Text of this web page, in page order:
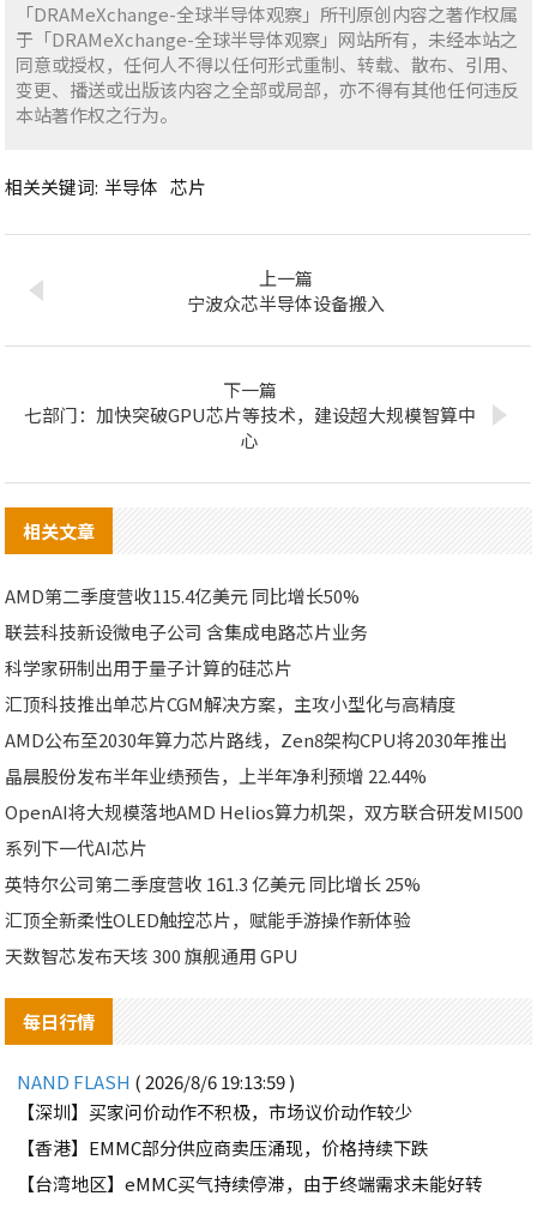
「DRAMeXchange-全球半导体观察」所刊原创内容之著作权属
于「DRAMeXchange-全球半导体观察」网站所有，未经本站之
同意或授权，任何人不得以任何形式重制、转载、散布、引用、
变更、播送或出版该内容之全部或局部，亦不得有其他任何违反
本站著作权之行为。
相关关键词: 半导体 芯片
上一篇
宁波众芯半导体设备搬入
下一篇
七部门：加快突破GPU芯片等技术，建设超大规模智算中
心
相关文章
AMD第二季度营收115.4亿美元 同比增长50%
联芸科技新设微电子公司 含集成电路芯片业务
科学家研制出用于量子计算的硅芯片
汇顶科技推出单芯片CGM解决方案，主攻小型化与高精度
AMD公布至2030年算力芯片路线，Zen8架构CPU将2030年推出
晶晨股份发布半年业绩预告，上半年净利预增 22.44%
OpenAI将大规模落地AMD Helios算力机架，双方联合研发MI500
系列下一代AI芯片
英特尔公司第二季度营收 161.3 亿美元 同比增长 25%
汇顶全新柔性OLED触控芯片，赋能手游操作新体验
天数智芯发布天垓 300 旗舰通用 GPU
每日行情
NAND FLASH ( 2026/8/6 19:13:59 )
【深圳】买家问价动作不积极，市场议价动作较少
【香港】EMMC部分供应商卖压涌现，价格持续下跌
【台湾地区】eMMC买气持续停滞，由于终端需求未能好转